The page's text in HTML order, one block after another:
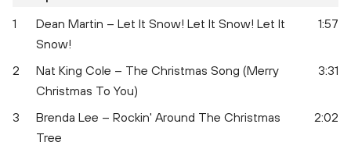
1
Dean Martin – Let It Snow! Let It Snow! Let It
Snow!
1:57
2
Nat King Cole – The Christmas Song (Merry
Christmas To You)
3:31
3
Brenda Lee – Rockin' Around The Christmas
Tree
2:02